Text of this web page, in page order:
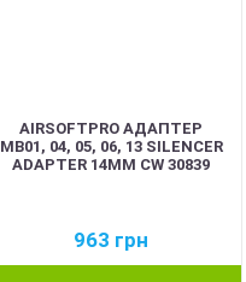
AIRSOFTPRO АДАПТЕР
MB01, 04, 05, 06, 13 SILENCER
ADAPTER 14MM CW 30839
963 грн